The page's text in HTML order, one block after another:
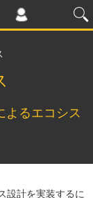
よるエコシス
設計を実装するに